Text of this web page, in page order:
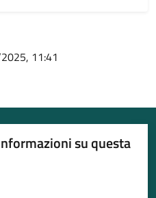
11:41
su questa